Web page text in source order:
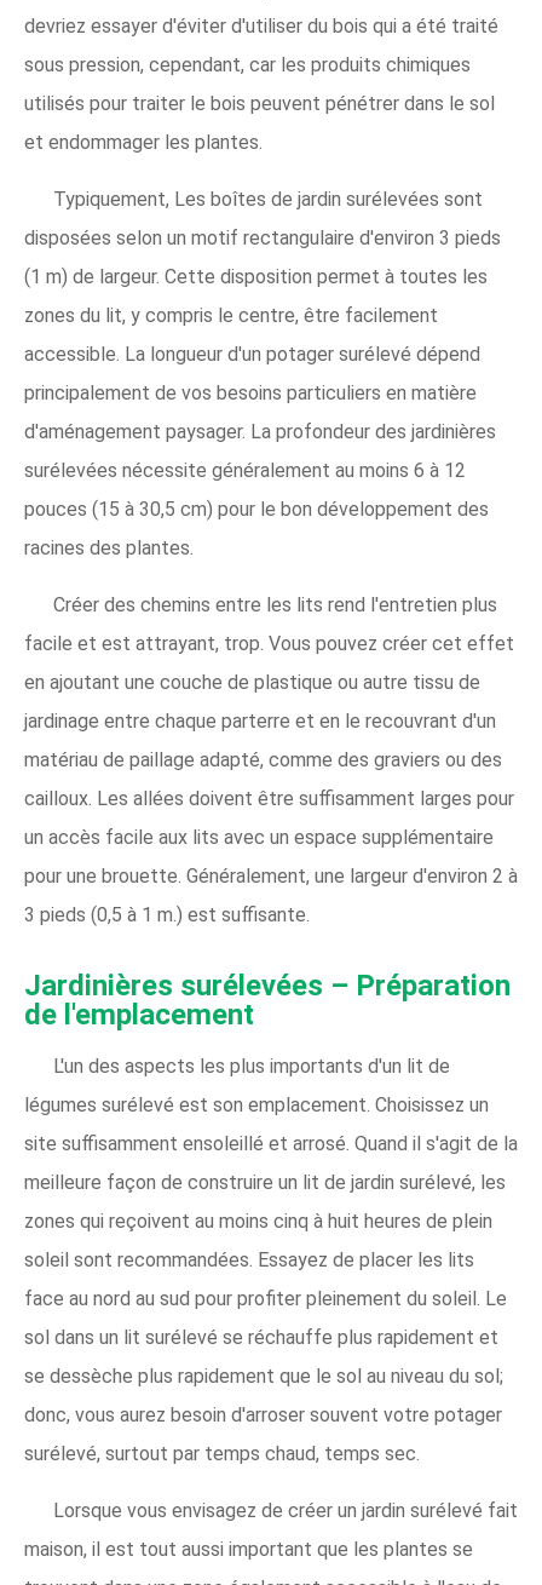
devriez essayer d'éviter d'utiliser du bois qui a été traité
sous pression, cependant, car les produits chimiques
utilisés pour traiter le bois peuvent pénétrer dans le sol
et endommager les plantes.
Typiquement, Les boîtes de jardin surélevées sont
disposées selon un motif rectangulaire d'environ 3 pieds
(1 m) de largeur. Cette disposition permet à toutes les
zones du lit, y compris le centre, être facilement
accessible. La longueur d'un potager surélevé dépend
principalement de vos besoins particuliers en matière
d'aménagement paysager. La profondeur des jardinières
surélevées nécessite généralement au moins 6 à 12
pouces (15 à 30,5 cm) pour le bon développement des
racines des plantes.
Créer des chemins entre les lits rend l'entretien plus
facile et est attrayant, trop. Vous pouvez créer cet effet
en ajoutant une couche de plastique ou autre tissu de
jardinage entre chaque parterre et en le recouvrant d'un
matériau de paillage adapté, comme des graviers ou des
cailloux. Les allées doivent être suffisamment larges pour
un accès facile aux lits avec un espace supplémentaire
pour une brouette. Généralement, une largeur d'environ 2 à
3 pieds (0,5 à 1 m.) est suffisante.
Jardinières surélevées – Préparation
de l'emplacement
L'un des aspects les plus importants d'un lit de
légumes surélevé est son emplacement. Choisissez un
site suffisamment ensoleillé et arrosé. Quand il s'agit de la
meilleure façon de construire un lit de jardin surélevé, les
zones qui reçoivent au moins cinq à huit heures de plein
soleil sont recommandées. Essayez de placer les lits
face au nord au sud pour profiter pleinement du soleil. Le
sol dans un lit surélevé se réchauffe plus rapidement et
se dessèche plus rapidement que le sol au niveau du sol;
donc, vous aurez besoin d'arroser souvent votre potager
surélevé, surtout par temps chaud, temps sec.
Lorsque vous envisagez de créer un jardin surélevé fait
maison, il est tout aussi important que les plantes se